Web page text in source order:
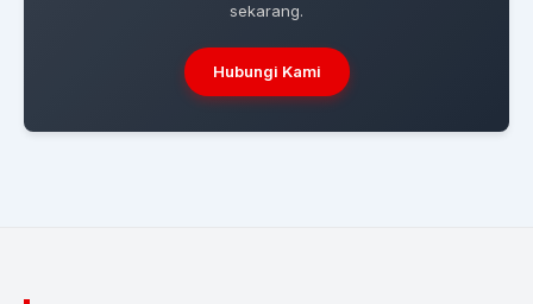
sekarang.
Hubungi Kami